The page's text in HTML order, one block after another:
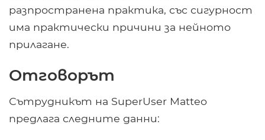
разпространена практика, със сигурност
има практически причини за нейното
прилагане.
Отговорът
Сътрудникът на SuperUser Matteo
предлага следните данни: